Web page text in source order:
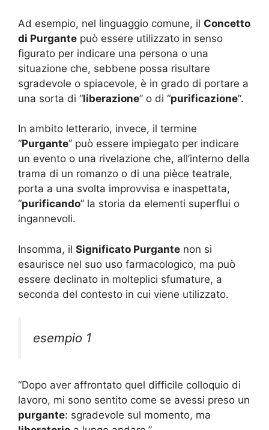
Ad esempio, nel linguaggio comune, il Concetto
di Purgante può essere utilizzato in senso
figurato per indicare una persona o una
situazione che, sebbene possa risultare
sgradevole o spiacevole, è in grado di portare a
una sorta di “liberazione” o di “purificazione“.
In ambito letterario, invece, il termine
“Purgante” può essere impiegato per indicare
un evento o una rivelazione che, all’interno della
trama di un romanzo o di una pièce teatrale,
porta a una svolta improvvisa e inaspettata,
“purificando” la storia da elementi superflui o
ingannevoli.
Insomma, il Significato Purgante non si
esaurisce nel suo uso farmacologico, ma può
essere declinato in molteplici sfumature, a
seconda del contesto in cui viene utilizzato.
esempio 1
“Dopo aver affrontato quel difficile colloquio di
lavoro, mi sono sentito come se avessi preso un
purgante: sgradevole sul momento, ma